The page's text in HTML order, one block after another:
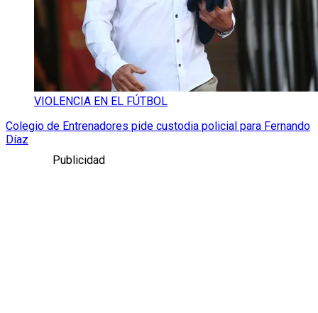
VIOLENCIA EN EL FÚTBOL
Colegio de Entrenadores pide custodia policial para Fernando
Díaz
Publicidad